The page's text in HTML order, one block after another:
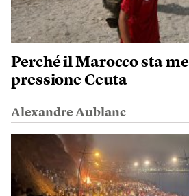
Perché il Marocco sta
pressione Ceuta
Alexandre Aublanc